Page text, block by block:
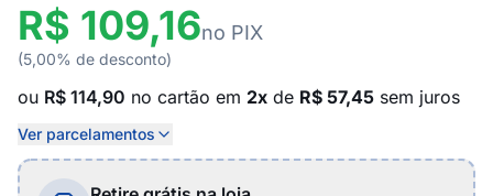
R$ 109,16no PIX
(5,00% de desconto)
ou R$ 114,90 no cartão em 2x de R$ 57,45 sem juros
Ver parcelamentos